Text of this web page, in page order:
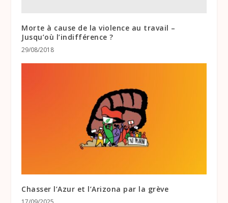
Morte à cause de la violence au travail –
Jusqu’où l’indifférence ?
29/08/2018
Chasser l’Azur et l’Arizona par la grève